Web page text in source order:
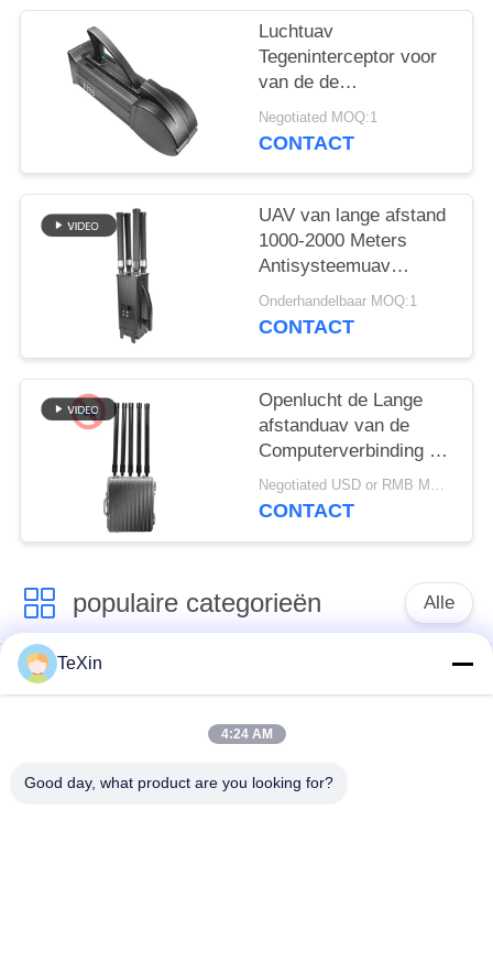
Luchtuav
Tegeninterceptor voor
van de de
Hommelmoordenaar
van WIFI5.8G 2.4G
Negotiated MOQ:1
CONTACT
UAV van lange afstand
1000-2000 Meters
Antisysteemuav
Hommelstoorzender
voor Mavic3 Mavic2
Onderhandelbaar MOQ:1
CONTACT
Openlucht de Lange
afstanduav van de
Computerverbinding de
Stoorzenderblocker
van het Hommelsignaal
Negotiated USD or RMB MOQ:1
CONTACT
populaire categorieën Alle
Signal Jammer-
module
Drone-jammermodule
TeXin
4:24 AM
Good day, what product are you looking for?